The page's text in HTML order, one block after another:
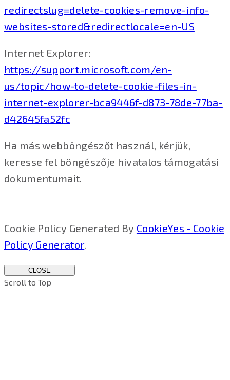
redirectslug=delete-cookies-remove-info-
websites-stored&redirectlocale=en-US
Internet Explorer:
https://support.microsoft.com/en-
us/topic/how-to-delete-cookie-files-in-
internet-explorer-bca9446f-d873-78de-77ba-
d42645fa52fc
Ha más webböngészőt használ, kérjük,
keresse fel böngészője hivatalos támogatási
dokumentumait.
Cookie Policy Generated By CookieYes - Cookie
Policy Generator.
CLOSE
Scroll to Top